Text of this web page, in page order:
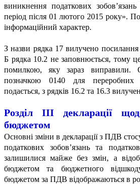
виникнення податкових
період після 01 лютого 2015 року».
інформаційний характер.
З назви рядка 17 вилучено
Б рядка 10.2 не заповнюється, тому
помилкою, яку зараз виправили.
позначкою 0140 для
подається, з рядків 16.2 та 16.3
Розділ ІІІ декларації
бюджетом
Основні зміни в декларації з ПДВ
податкових зобов’язань та
залишилися майже без змін, а
бюджетом та бюджетного
бюджетом за ПДВ відображаються в